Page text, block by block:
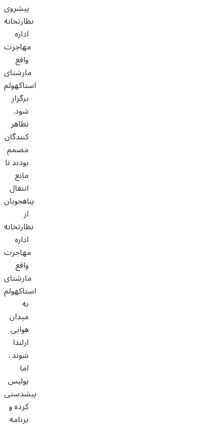
پیشروی
نظارتخانه
اداره
مهاجرت
واقع
مارشتای
استاکهولم
برگزار
شود.
تظاهر
کنندگان
مصمم
بودند تا
مانع
انتقال
پناهجویان
از
نظارتخانه
اداره
مهاجرت
واقع
مارشتای
استاکهولم
به
میدان
هوایی
ارلندا
شوند .
اما
پولیس
پیشدستی
کرده و
برنامه